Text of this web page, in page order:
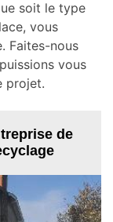
soit le type
vous
Faites-nous
vous
projet.
de